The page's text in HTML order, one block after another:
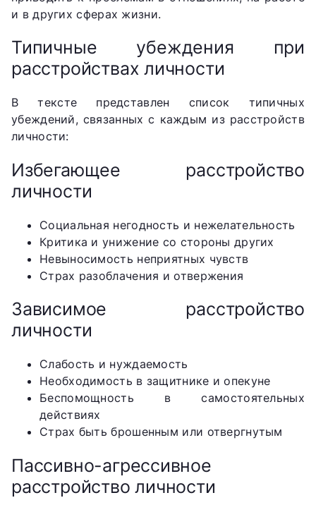
и в других сферах жизни.
Типичные убеждения при
расстройствах личности
В тексте представлен список типичных
убеждений, связанных с каждым из расстройств
личности:
Избегающее расстройство
личности
Социальная негодность и нежелательность
Критика и унижение со стороны других
Невыносимость неприятных чувств
Страх разоблачения и отвержения
Зависимое расстройство
личности
Слабость и нуждаемость
Необходимость в защитнике и опекуне
Беспомощность в самостоятельных
действиях
Страх быть брошенным или отвергнутым
Пассивно-агрессивное
расстройство личности